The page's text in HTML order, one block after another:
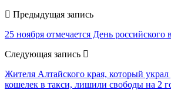
Предыдущая запись
25 ноября отмечается День российского
Следующая запись
Жителя Алтайского края, который
кошелек в такси, лишили свободы на 2